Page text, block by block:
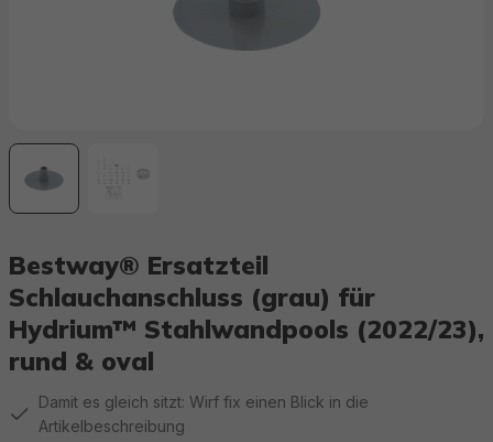
Bestway® Ersatzteil
Schlauchanschluss (grau) für
Hydrium™ Stahlwandpools (2022/23),
rund & oval
Damit es gleich sitzt: Wirf fix einen Blick in die
Artikelbeschreibung